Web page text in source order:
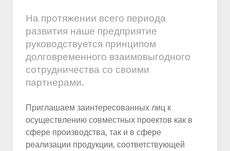
На протяжении всего периода
развития наше предприятие
руководствуется принципом
долговременного взаимовыгодного
сотрудничества со своими
партнерами.
Приглашаем заинтересованных лиц к
осуществлению совместных проектов как в
сфере производства, так и в сфере
реализации продукции, соответствующей